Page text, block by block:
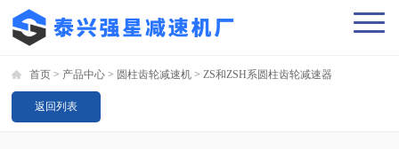
首页 > 产品中心 > 圆柱齿轮减速机 >ZS和ZSH系圆柱齿轮减速器
返回列表